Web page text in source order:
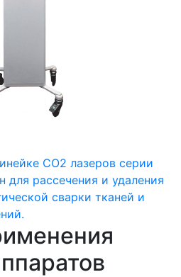
СО2 лазеров серии
для рассечения и удаления
сварки тканей и